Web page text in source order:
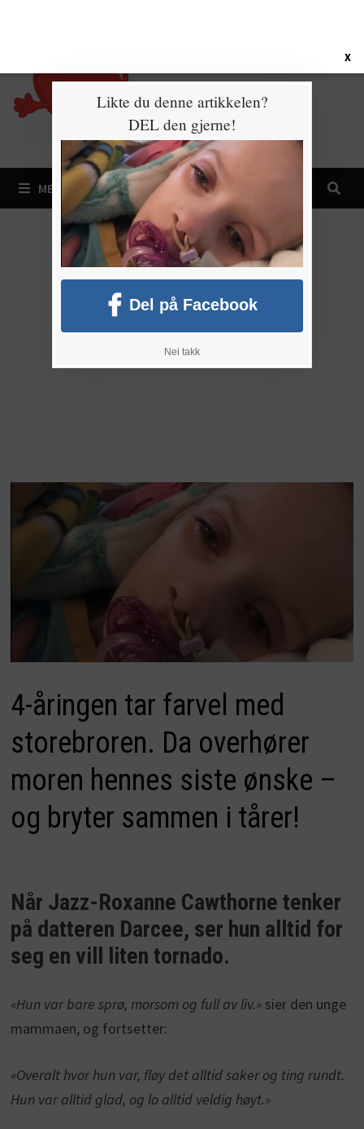
MENY
4-åringen tar farvel med
storebroren. Da overhører
moren hennes siste ønske –
og bryter sammen i tårer!
Når Jazz-Roxanne Cawthorne tenker
på datteren Darcee, ser hun alltid for
seg en vill liten tornado.
«Hun var bare sprø, morsom og full av liv.»sier den unge
mammaen, og fortsetter:
«Overalt hvor hun var, fløy det alltid saker og ting rundt.
Hun var alltid glad, og lo alltid veldig høyt.»
X
Likte du denne artikkelen?
DEL den gjerne!
Del på Facebook
Nei takk